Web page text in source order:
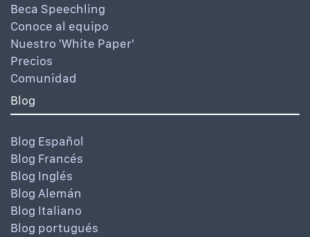
Beca Speechling
Conoce al equipo
Nuestro 'White Paper'
Precios
Comunidad
Blog
Blog Español
Blog Francés
Blog Inglés
Blog Alemán
Blog Italiano
Blog portugués